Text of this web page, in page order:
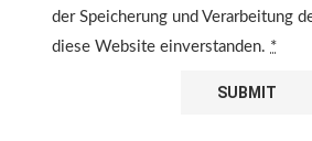
der Speicherung und Verarbeitung
diese Website einverstanden. *